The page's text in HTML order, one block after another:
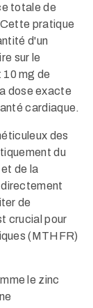
totale de
pratique
d'un
sur le
10 mg de
dose exacte
cardiaque.
des
du
de la
de
crucial pour
(MTHFR)
le zinc